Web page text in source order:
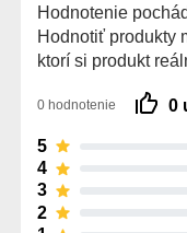
Hodnotenie
Hodnotiť produkty
ktorí si produkt
0 hodnotenie 0
5
4
3
2